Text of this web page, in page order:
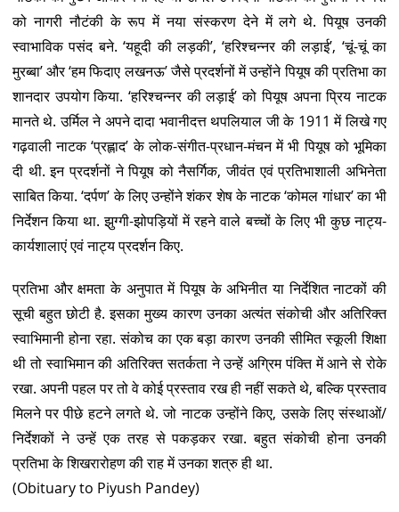
को नागरी नौटंकी के रूप में नया संस्करण देने में लगे थे. पियूष उनकी
स्वाभाविक पसंद बने. ‘यहूदी की लड़की’, ‘हरिश्चन्नर की लड़ाई’, ‘चूं-चूं का
मुरब्बा’ और ‘हम फिदाए लखनऊ’ जैसे प्रदर्शनों में उन्होंने पियूष की प्रतिभा का
शानदार उपयोग किया. ‘हरिश्चन्नर की लड़ाई’ को पियूष अपना प्रिय नाटक
मानते थे. उर्मिल ने अपने दादा भवानीदत्त थपलियाल जी के 1911 में लिखे गए
गढ़वाली नाटक ‘प्रह्लाद’ के लोक-संगीत-प्रधान-मंचन में भी पियूष को भूमिका
दी थी. इन प्रदर्शनों ने पियूष को नैसर्गिक, जीवंत एवं प्रतिभाशाली अभिनेता
साबित किया. ‘दर्पण’ के लिए उन्होंने शंकर शेष के नाटक ‘कोमल गांधार’ का भी
निर्देशन किया था. झुग्गी-झोपड़ियों में रहने वाले बच्चों के लिए भी कुछ नाट्य-
कार्यशालाएं एवं नाट्य प्रदर्शन किए.
प्रतिभा और क्षमता के अनुपात में पियूष के अभिनीत या निर्देशित नाटकों की
सूची बहुत छोटी है. इसका मुख्य कारण उनका अत्यंत संकोची और अतिरिक्त
स्वाभिमानी होना रहा. संकोच का एक बड़ा कारण उनकी सीमित स्कूली शिक्षा
थी तो स्वाभिमान की अतिरिक्त सतर्कता ने उन्हें अग्रिम पंक्ति में आने से रोके
रखा. अपनी पहल पर तो वे कोई प्रस्ताव रख ही नहीं सकते थे, बल्कि प्रस्ताव
मिलने पर पीछे हटने लगते थे. जो नाटक उन्होंने किए, उसके लिए संस्थाओं/
निर्देशकों ने उन्हें एक तरह से पकड़कर रखा. बहुत संकोची होना उनकी
प्रतिभा के शिखरारोहण की राह में उनका शत्रु ही था.
(Obituary to Piyush Pandey)